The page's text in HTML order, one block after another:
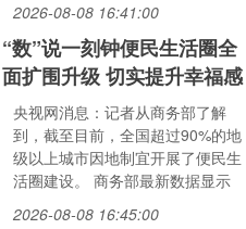
2026-08-08 16:41:00
“数”说一刻钟便民生活圈全
面扩围升级 切实提升幸福感
央视网消息：记者从商务部了解
到，截至目前，全国超过90%的地
级以上城市因地制宜开展了便民生
活圈建设。 商务部最新数据显示
2026-08-08 16:45:00